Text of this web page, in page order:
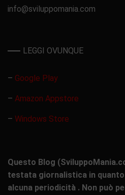
info@sviluppomania.com
LEGGI OVUNQUE
– Google Play
– Amazon Appstore
– Windows Store
Questo Blog
testata giornalistica in
alcuna periodicità . Non può